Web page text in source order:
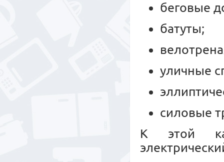
беговые
батуты;
уличные
силовые
К этой